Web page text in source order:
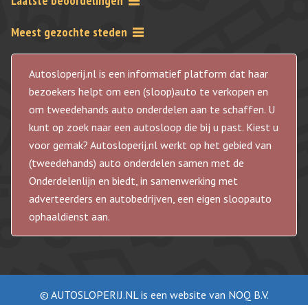
Meest gezochte steden
Autosloperij.nl is een informatief platform dat haar
bezoekers helpt om een (sloop)auto te verkopen en
om tweedehands auto onderdelen aan te schaffen. U
kunt op zoek naar een autosloop die bij u past. Kiest u
voor gemak? Autosloperij.nl werkt op het gebied van
(tweedehands) auto onderdelen samen met de
Onderdelenlijn en biedt, in samenwerking met
adverteerders en autobedrijven, een eigen sloopauto
ophaaldienst aan.
© AUTOSLOPERIJ.NL is een website van NOQ B.V.